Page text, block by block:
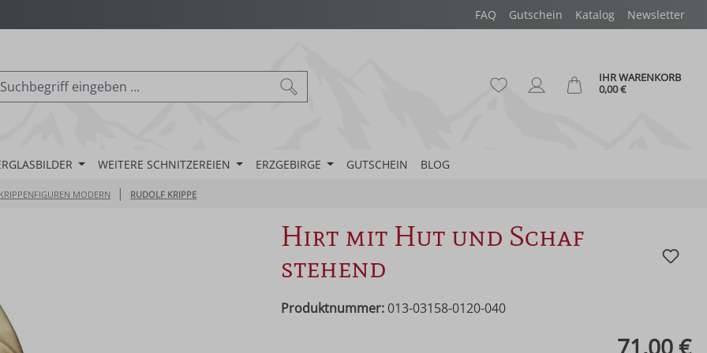
FAQ Gutschein Katalog Newsletter
Du hast 0 Produkte auf dem
IHR WARENKORB
0,00 €
WEITERE SCHNITZEREIEN ERZGEBIRGE GUTSCHEIN BLOG
KRIPPENFIGUREN MODERN | RUDOLF KRIPPE
Hirt mit Hut und Schaf
stehend
Produktnummer: 013-03158-0120-040
71,00 €